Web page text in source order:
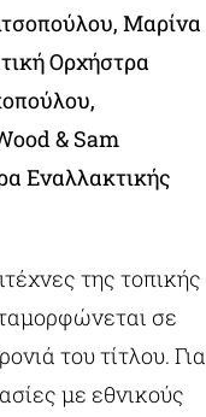
Μαρίνα
Ορχήστρα
& Sam
Εναλλακτικής
της τοπικής
σε
του τίτλου. Για
με εθνικούς